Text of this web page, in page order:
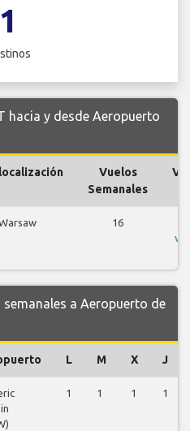
1
hacia y desde Aeropuerto
localización
Vuelos
Semanales
16
a Aeropuerto de
L M X J
1 1 1 1